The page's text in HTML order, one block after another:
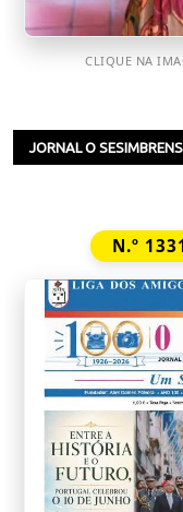
CLIQUE NA
JORNAL O
N.º